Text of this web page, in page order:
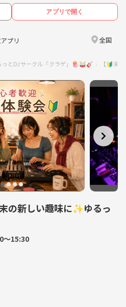
アプリで開く
プリ 全国
っとDJサークル「クラゲ」🪼🥁🎸 【🔰未
の新しい趣味に✨ゆるっ
〜15:30